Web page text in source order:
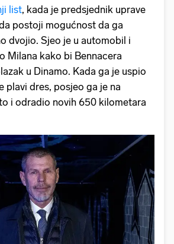
list, kada je predsjednik uprave
postoji mogućnost da ga
dvojio. Sjeo je u automobil i
Milana kako bi Bennacera
u Dinamo. Kada ga je uspio
plavi dres, posjeo ga je na
i odradio novih 650 kilometara